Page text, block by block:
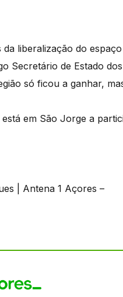
da liberalização do
Secretário de Estado
só ficou a ganhar,
em São Jorge a
| Antena 1 Açores –